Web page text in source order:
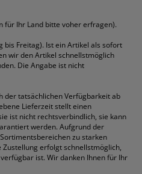
alle Marken anzeigen
für Ihr Land bitte voher erfragen).
Freitag). Ist ein Artikel als sofort
wir den Artikel schnellstmöglich
Die Angabe ist nicht
der tatsächlichen Verfügbarkeit ab
Lieferzeit stellt einen
ist nicht rechtsverbindlich, sie kann
werden. Aufgrund der
zu starken
erfolgt schnellstmöglich,
ist. Wir danken Ihnen für Ihr